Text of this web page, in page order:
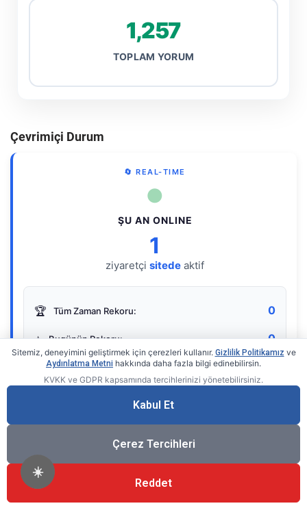
☀️
1,257
TOPLAM YORUM
Çevrimiçi Durum
🔄 REAL-TIME
●
ŞU AN ONLINE
1
ziyaretçi sitede aktif
🏆 Tüm Zaman Rekoru: 0
⭐ Bugünün Rekoru: 0
Gerçek zamanlı sayaç
Sitemiz, deneyimini geliştirmek için çerezleri kullanır. Gizlilik Politikamız ve
Aydınlatma Metni hakkında daha fazla bilgi edinebilirsin.
KVKK ve GDPR kapsamında tercihlerinizi yönetebilirsiniz.
Kabul Et
Çerez Tercihleri
Reddet